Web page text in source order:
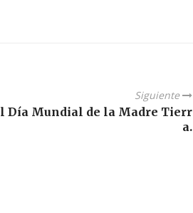
Siguiente
Día Mundial de la Madre Tierr
a.